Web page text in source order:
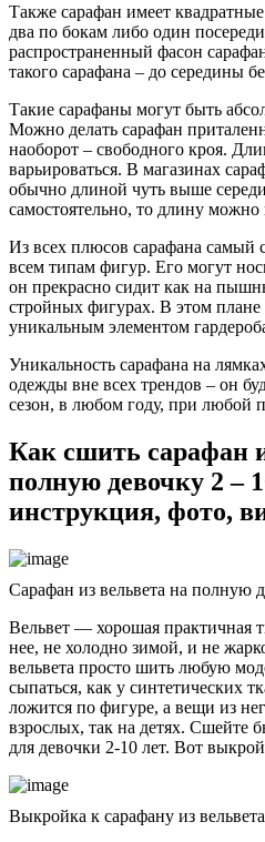
Также сарафан имеет
два по бокам либо один
распространенный фасон
такого сарафана – до середины
Такие сарафаны могут быть
Можно делать сарафан
наоборот – свободного кроя.
варьироваться. В магазинах
обычно длиной чуть выше
самостоятельно, то длину
Из всех плюсов сарафана самый
всем типам фигур. Его могут
он прекрасно сидит как на
стройных фигурах. В этом плане
уникальным элементом
Уникальность сарафана на
одежды вне всех трендов – он
сезон, в любом году, при любой
Как сшить сарафан
полную девочку 2 –
инструкция, фото,
Сарафан из вельвета на полную
Вельвет — хорошая практичная
нее, не холодно зимой, и не
вельвета просто шить любую
сыпаться, как у синтетических
ложится по фигуре, а вещи из
взрослых, так на детях. Сшейте
для девочки 2-10 лет. Вот
Выкройка к сарафану из